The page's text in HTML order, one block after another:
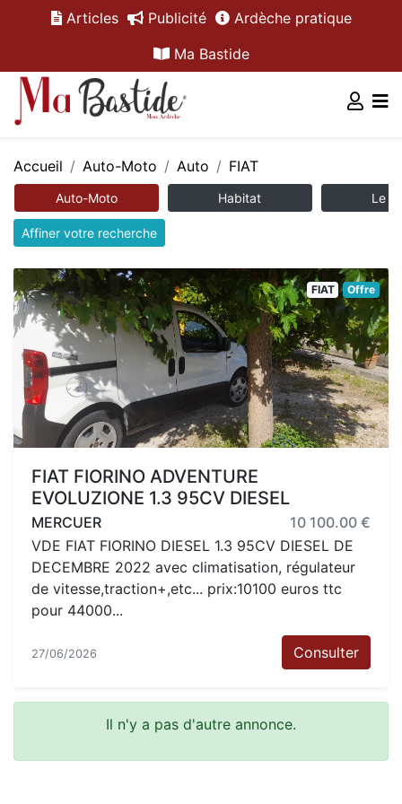
Articles Publicité
Ardèche pratique
Ma Bastide
Accueil Auto-Moto Auto FIAT
Auto-Moto Habitat Le
Affiner votre recherche
FIAT Offre
FIAT FIORINO ADVENTURE
EVOLUZIONE 1.3 95CV DIESEL
MERCUER
10 100.00 €
VDE FIAT FIORINO DIESEL 1.3 95CV DIESEL DE
DECEMBRE 2022 avec climatisation, régulateur
de vitesse,traction+,etc... prix:10100 euros ttc
pour 44000...
27/06/2026 Consulter
Il n'y a pas d'autre annonce.